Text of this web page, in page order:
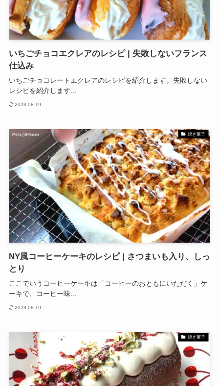
いちごチョコエクレアのレシピ | 失敗しないフランス
仕込み
いちごチョコレートエクレアのレシピを紹介します。失敗しない
レシピを紹介します...
2023-08-19
焼き菓子
NY風コーヒーケーキのレシピ | さつまいも入り、しっ
とり
ここでいうコーヒーケーキは「コーヒーのおともにいただく」ケ
ーキで、コーヒー味...
2023-08-19
焼き菓子